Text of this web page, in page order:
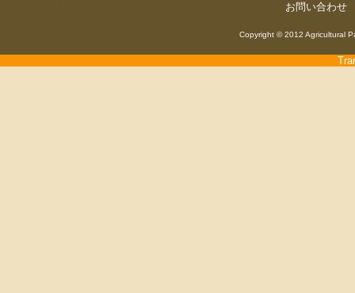
お問い合わせ
Copyright © 2012 Agricultural